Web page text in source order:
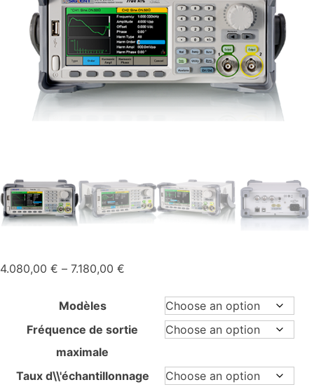
4.080,00 € – 7.180,00 €
4.080,00 €
through
7.180,00 €
Modèles
Fréquence de sortie
maximale
Taux d\\'échantillonnage